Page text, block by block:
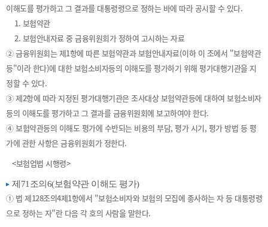
이해도를 평가하고 그 결과를 대통령령으로 정하는 바에 따라 공시할 수 있다.
1. 보험약관
2. 보험안내자료 중 금융위원회가 정하여 고시하는 자료
② 금융위원회는 제1항에 따른 보험약관과 보험안내자료(이하 이 조에서 "보험약관
등"이라 한다)에 대한 보험소비자등의 이해도를 평가하기 위해 평가대행기관을 지
정할 수 있다.
③ 제2항에 따라 지정된 평가대행기관은 조사대상 보험약관등에 대하여 보험소비자
등의 이해도를 평가하고 그 결과를 금융위원회에 보고하여야 한다.
④ 보험약관등의 이해도 평가에 수반되는 비용의 부담, 평가 시기, 평가 방법 등 평
가에 관한 사항은 금융위원회가 정한다.
<보험업법 시행령>
제71조의6(보험약관 이해도 평가)
① 법 제128조의4제1항에서 "보험소비자와 보험의 모집에 종사하는 자 등 대통령령
으로 정하는 자"란 다음 각 호의 사람을 말한다.